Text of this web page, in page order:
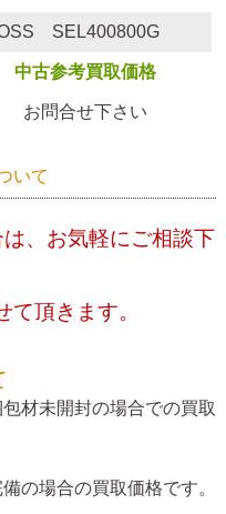
SEL400800G
中古参考買取価格
お問合せ下さい
いて
、お気軽にご相談下
頂きます。
材未開封の場合での買取
の場合の買取価格です。